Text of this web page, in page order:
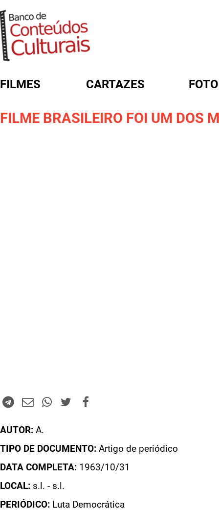
FILMES CARTAZES
FILME BRASILEIRO FOI UM DOS
AUTOR: A.
TIPO DE DOCUMENTO: Artigo de periódico
DATA COMPLETA: 1963/10/31
LOCAL: s.l. - s.l.
PERIÓDICO: Luta Democrática
FORMULÁRIO DE BUSCA